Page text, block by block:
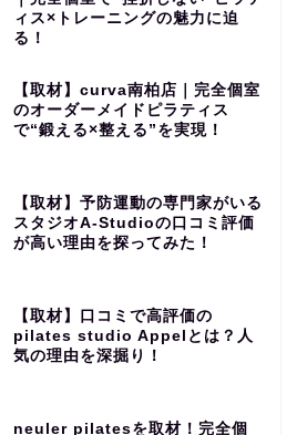
ィス×トレーニングの魅力に迫
る！
【取材】curva南柏店｜完全個室
のオーダーメイドピラティス
で“鍛える×整える”を実現！
【取材】予防運動の専門家がいる
スタジオA-Studioの口コミ評価
が高い理由を探ってみた！
【取材】口コミで高評価の
pilates studio Appelとは？人
気の理由を深掘り！
neuler pilatesを取材！完全個